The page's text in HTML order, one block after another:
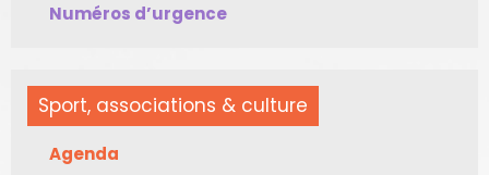
Numéros d’urgence
Sport, associations & culture
Agenda